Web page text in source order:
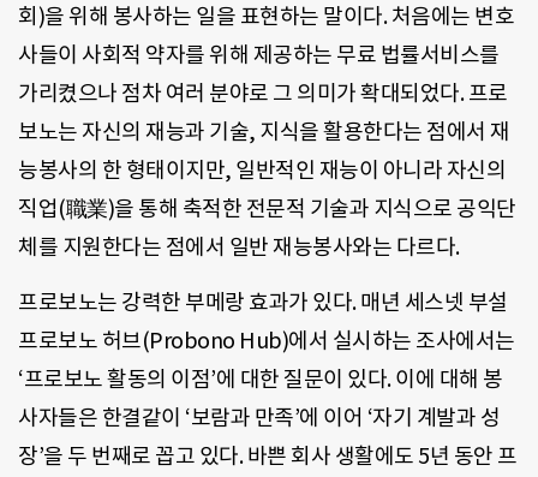
회)을 위해 봉사하는 일을 표현하는 말이다. 처음에는 변호
사들이 사회적 약자를 위해 제공하는 무료 법률서비스를
가리켰으나 점차 여러 분야로 그 의미가 확대되었다. 프로
보노는 자신의 재능과 기술, 지식을 활용한다는 점에서 재
능봉사의 한 형태이지만, 일반적인 재능이 아니라 자신의
직업(職業)을 통해 축적한 전문적 기술과 지식으로 공익단
체를 지원한다는 점에서 일반 재능봉사와는 다르다.
프로보노는 강력한 부메랑 효과가 있다. 매년 세스넷 부설
프로보노 허브(Probono Hub)에서 실시하는 조사에서는
‘프로보노 활동의 이점’에 대한 질문이 있다. 이에 대해 봉
사자들은 한결같이 ‘보람과 만족’에 이어 ‘자기 계발과 성
장’을 두 번째로 꼽고 있다. 바쁜 회사 생활에도 5년 동안 프